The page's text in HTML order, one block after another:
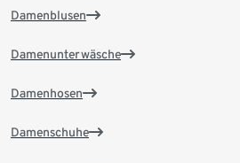
Damenblusen
Damenunterwäsche
Damenhosen
Damenschuhe